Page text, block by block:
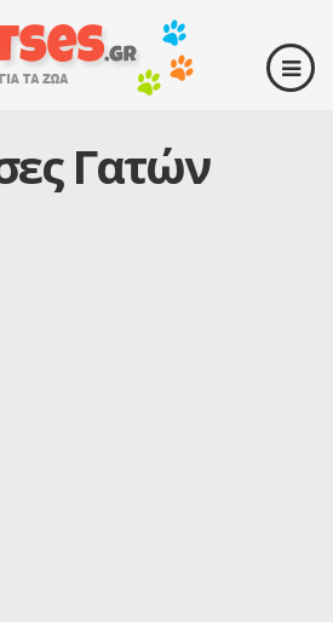
Γατών